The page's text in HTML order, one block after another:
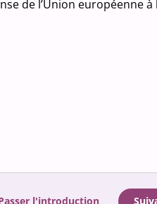
de l’Union européenne à
l'introduction